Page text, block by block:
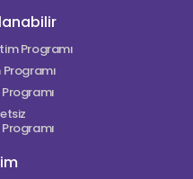
Programı